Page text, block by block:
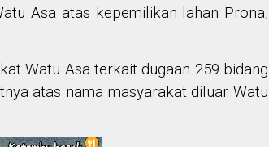
Asa atas kepemilikan lahan Prona,
Watu Asa terkait dugaan 259 bidang
atas nama masyarakat diluar Watu